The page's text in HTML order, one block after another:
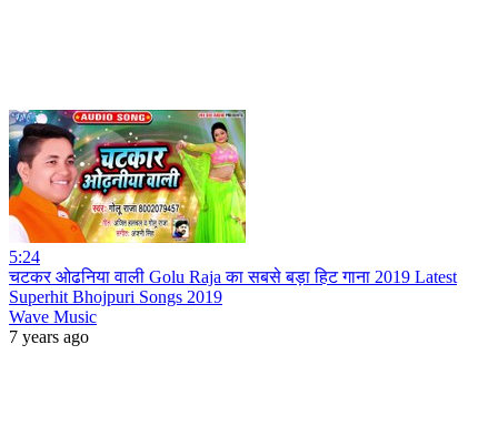
5:24
चटकर ओढनिया वाली Golu Raja का सबसे बड़ा हिट गाना 2019 Latest
Superhit Bhojpuri Songs 2019
Wave Music
7 years ago